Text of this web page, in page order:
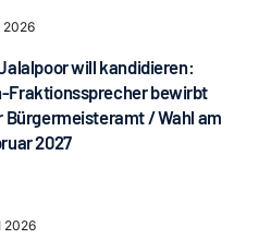
2026
will kandidieren:
Fraktionssprecher bewirbt
Bürgermeisteramt / Wahl am
2027
2026